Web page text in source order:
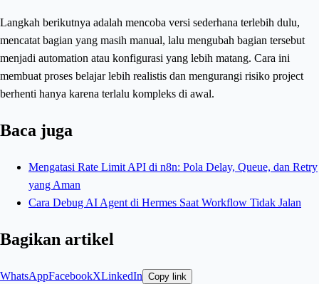
Langkah berikutnya adalah mencoba versi sederhana terlebih dulu,
mencatat bagian yang masih manual, lalu mengubah bagian tersebut
menjadi automation atau konfigurasi yang lebih matang. Cara ini
membuat proses belajar lebih realistis dan mengurangi risiko project
berhenti hanya karena terlalu kompleks di awal.
Baca juga
Mengatasi Rate Limit API di n8n: Pola Delay, Queue, dan Retry
yang Aman
Cara Debug AI Agent di Hermes Saat Workflow Tidak Jalan
Bagikan artikel
WhatsAppFacebookXLinkedIn Copy link